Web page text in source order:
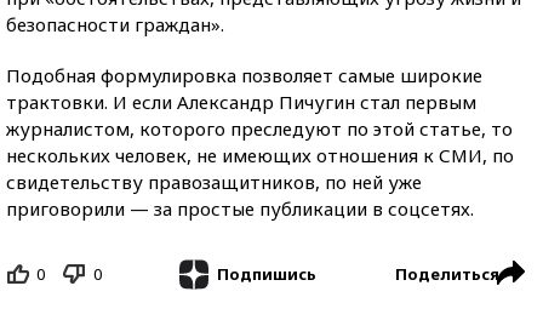
безопасности граждан».
Подобная формулировка позволяет самые широкие
трактовки. И если Александр Пичугин стал первым
журналистом, которого преследуют по этой статье, то
нескольких человек, не имеющих отношения к СМИ, по
свидетельству правозащитников, по ней уже
приговорили — за простые публикации в соцсетях.
0 0 Подпишись Поделиться